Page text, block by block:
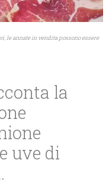
le annate in vendita possono essere
la
uve di